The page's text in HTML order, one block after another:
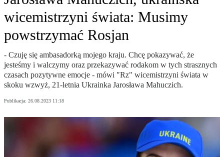
wicemistrzyni świata: Musimy
powstrzymać Rosjan
- Czuję się ambasadorką mojego kraju. Chcę pokazywać, że
jesteśmy i walczymy oraz przekazywać rodakom w tych strasznych
czasach pozytywne emocje - mówi "Rz" wicemistrzyni świata w
skoku wzwyż, 21-letnia Ukrainka Jarosława Mahuczich.
Publikacja: 26.08.2023 11:18